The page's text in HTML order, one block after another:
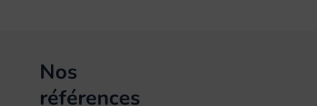
Nos
références